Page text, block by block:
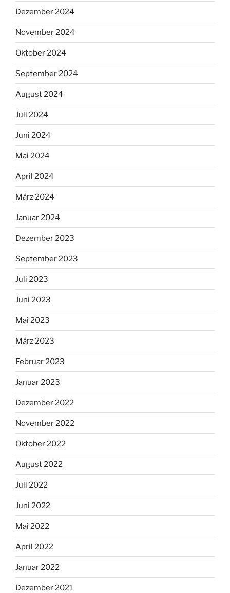
Dezember 2024
November 2024
Oktober 2024
September 2024
August 2024
Juli 2024
Juni 2024
Mai 2024
April 2024
März 2024
Januar 2024
Dezember 2023
September 2023
Juli 2023
Juni 2023
Mai 2023
März 2023
Februar 2023
Januar 2023
Dezember 2022
November 2022
Oktober 2022
August 2022
Juli 2022
Juni 2022
Mai 2022
April 2022
Januar 2022
Dezember 2021